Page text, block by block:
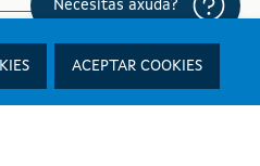
ACEPTAR COOKIES